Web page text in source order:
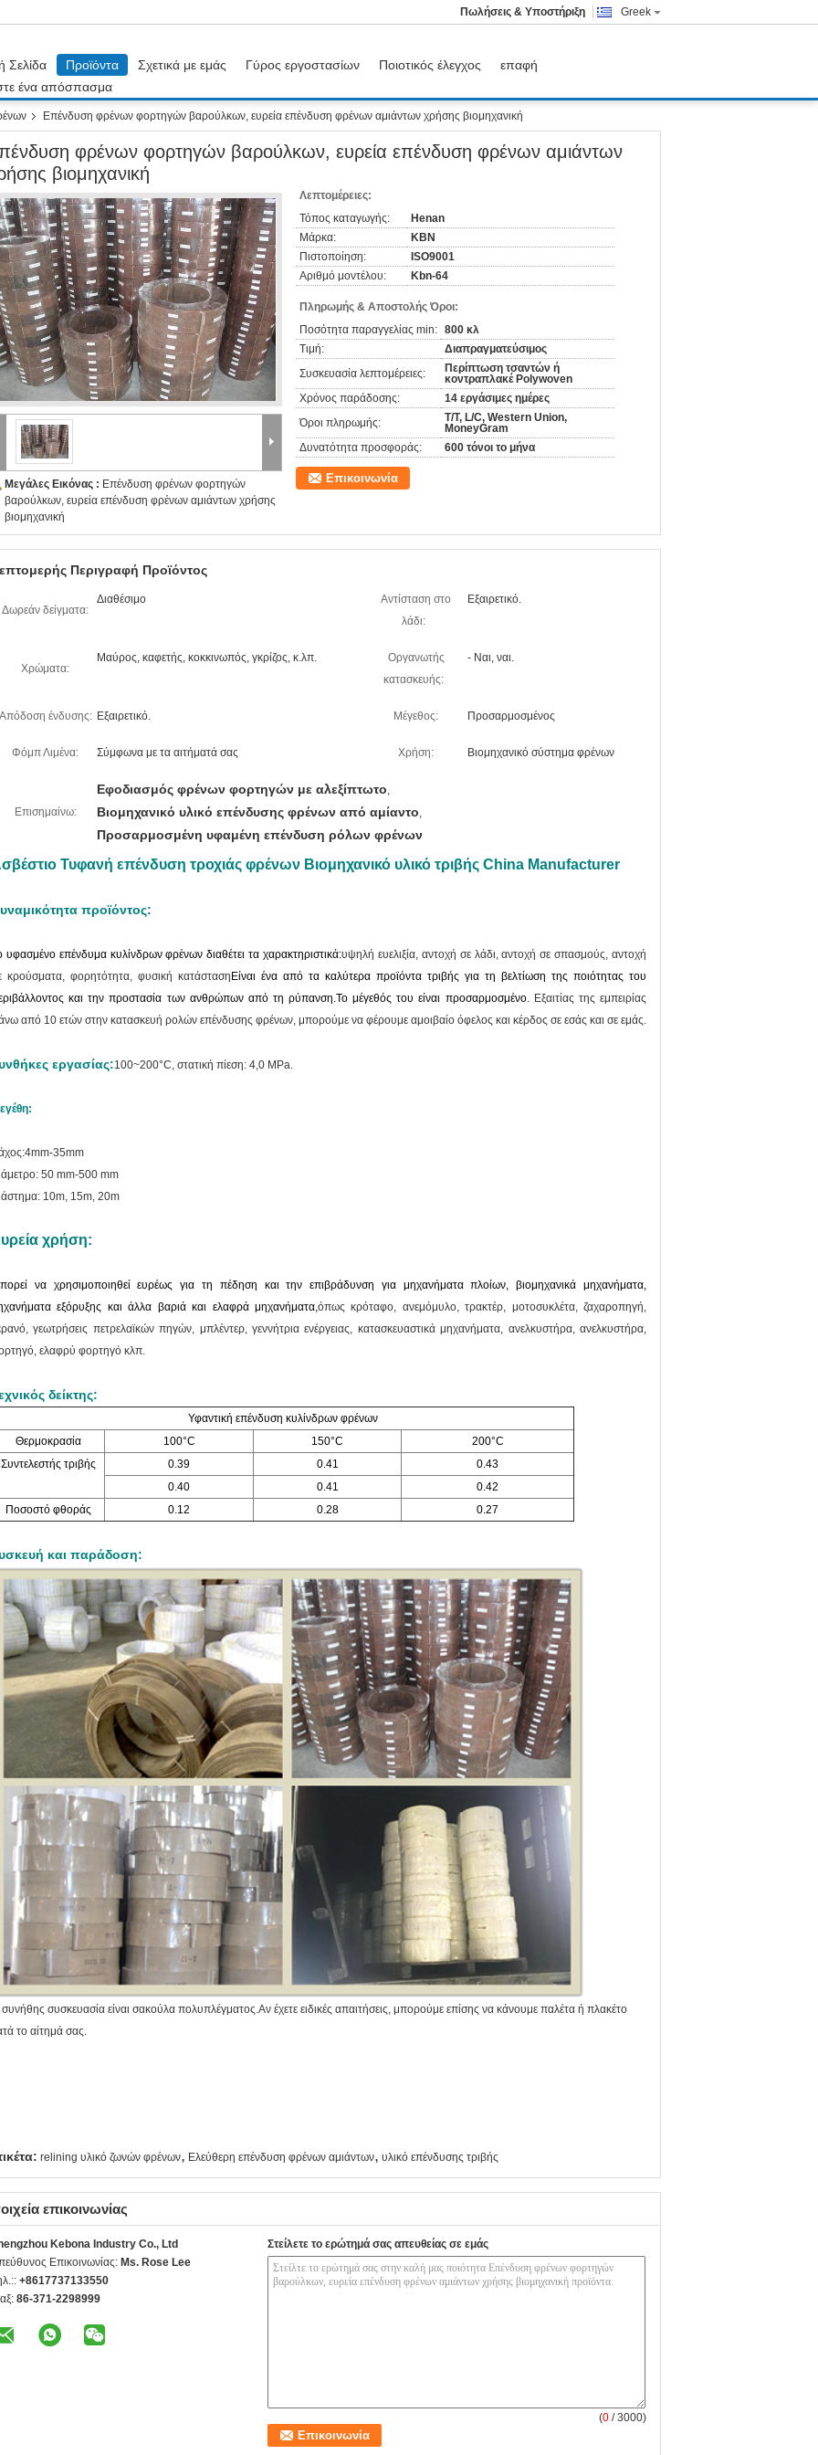
Greek
Πωλήσεις & Υποστήριξη
Σελίδα Προϊόντα Σχετικά με εμάς Γύρος εργοστασίων Ποιοτικός έλεγχος
επαφή
ένα απόσπασμα
Επένδυση φρένων φορτηγών βαρούλκων, ευρεία επένδυση φρένων αμιάντων χρήσης βιομηχανική
φρένων φορτηγών βαρούλκων, ευρεία επένδυση φρένων αμιάντων
βιομηχανική
Μεγάλες Εικόνας : Επένδυση φρένων φορτηγών
βαρούλκων, ευρεία επένδυση φρένων αμιάντων χρήσης
βιομηχανική
Λεπτομέρειες:
Τόπος καταγωγής:
Henan
Μάρκα:
KBN
Πιστοποίηση:
ISO9001
Αριθμό μοντέλου:
Kbn-64
Πληρωμής & Αποστολής Όροι:
Ποσότητα παραγγελίας min: 800 κλ
Τιμή:
Διαπραγματεύσιμος
Συσκευασία λεπτομέρειες:
Περίπτωση τσαντών ή
κοντραπλακέ Polywoven
Χρόνος παράδοσης:
14 εργάσιμες ημέρες
Όροι πληρωμής:
T/T, L/C, Western Union,
MoneyGram
Δυνατότητα προσφοράς:
600 τόνοι το μήνα
Επικοινωνία
Περιγραφή Προϊόντος
Δωρεάν δείγματα:
Διαθέσιμο
Αντίσταση στο
λάδι:
Εξαιρετικό.
Χρώματα:
Μαύρος, καφετής, κοκκινωπός, γκρίζος, κ.λπ.
Οργανωτής
κατασκευής:
- Ναι, ναι.
ένδυσης: Εξαιρετικό. Μέγεθος: Προσαρμοσμένος
Φόμπ Λιμένα: Σύμφωνα με τα αιτήματά σας Χρήση: Βιομηχανικό σύστημα φρένων
Επισημαίνω:
Εφοδιασμός φρένων φορτηγών με αλεξίπτωτο,
Βιομηχανικό υλικό επένδυσης φρένων από αμίαντο,
Προσαρμοσμένη υφαμένη επένδυση ρόλων φρένων
Τυφανή επένδυση τροχιάς φρένων Βιομηχανικό υλικό τριβής China Manufacturer
προϊόντος:
υφασμένο επένδυμα κυλίνδρων φρένων διαθέτει τα χαρακτηριστικά:υψηλή ευελιξία, αντοχή σε λάδι, αντοχή σε σπασμούς, αντοχή
κρούσματα, φορητότητα, φυσική κατάσταση Είναι ένα από τα καλύτερα προϊόντα τριβής για τη βελτίωση της ποιότητας του
και την προστασία των ανθρώπων από τη ρύπανση.Το μέγεθός του είναι προσαρμοσμένο. Εξαιτίας της εμπειρίας
από 10 ετών στην κατασκευή ρολών επένδυσης φρένων, μπορούμε να φέρουμε αμοιβαίο όφελος και κέρδος σε εσάς και σε εμάς.
εργασίας:100~200°C, στατική πίεση: 4,0 MPa.
35mm
50 mm-500 mm
10m, 15m, 20m
χρήση:
να χρησιμοποιηθεί ευρέως για τη πέδηση και την επιβράδυνση για μηχανήματα πλοίων, βιομηχανικά μηχανήματα,
εξόρυξης και άλλα βαριά και ελαφρά μηχανήματα,όπως κρόταφο, ανεμόμυλο, τρακτέρ, μοτοσυκλέτα, ζαχαροπηγή,
γεωτρήσεις πετρελαϊκών πηγών, μπλέντερ, γεννήτρια ενέργειας, κατασκευαστικά μηχανήματα, ανελκυστήρα, ανελκυστήρα,
ελαφρύ φορτηγό κλπ.
δείκτης:
Υφαντική επένδυση κυλίνδρων φρένων
Θερμοκρασία
100°C 150°C
200°C
Συντελεστής τριβής
0.39 0.41
0.43
0.40
0.41
0.42
Ποσοστό φθοράς
0.12 0.28 0.27
και παράδοση:
συσκευασία είναι σακούλα πολυπλέγματος.Αν έχετε ειδικές απαιτήσεις, μπορούμε επίσης να κάνουμε παλέτα ή πλακέτο
το αίτημά σας.
relining υλικό ζωνών φρένων, Ελεύθερη επένδυση φρένων αμιάντων, υλικό επένδυσης τριβής
επικοινωνίας
Kebona Industry Co., Ltd
Επικοινωνίας: Ms. Rose Lee
+8617737133550
86-371-2298999
Στείλετε το ερώτημά σας απευθείας σε εμάς
(0 / 3000)